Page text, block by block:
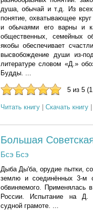
душа, обычай и т.д. Из
понятие, охватывающее
и обычаями его варны и
общественных, семейных
якобы обеспечивает
высвобождение души из-
литературе словом «Д.»
Будды. ...
5 из 5
Читать книгу Скачать книгу
Большая
Бсэ Бсэ
Дыба Ды'ба, орудие пытки,
землю и соединённых 3-м
обвиняемого.
России. Испытание на Д.
судной грамоте. ...